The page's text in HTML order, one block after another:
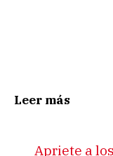
Leer más
Apriete a